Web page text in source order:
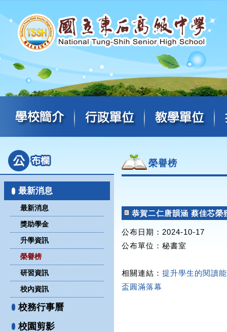
最新消息
最新消息
獎助學金
升學資訊
榮譽榜
研習資訊
校內資訊
校務行事曆
校園剪影
榮譽榜
恭賀二仁唐韻涵 蔡佳芯榮
公布日期：2024-10-17
公布單位 ：秘書室
相關連結： 提升學生的閱讀
盃圓滿落幕